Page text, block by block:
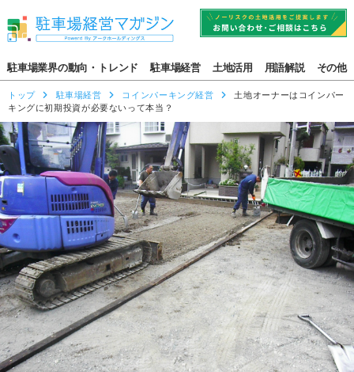
駐車場業界の動向・トレンド 駐車場経営 土地活用 用語解説 その他
トップ 駐車場経営 コインパーキング経営
土地オーナーはコインパー
キングに初期投資が必要ないって本当？